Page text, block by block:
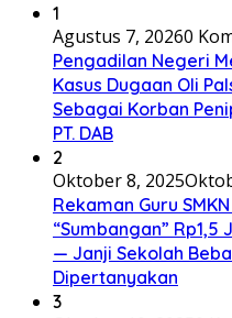
1
Agustus 7, 20260
Pengadilan Negeri
Kasus Dugaan Oli
Sebagai Korban
PT. DAB
2
Oktober 8, 2025
Rekaman Guru
“Sumbangan” Rp1,5
— Janji Sekolah
Dipertanyakan
3